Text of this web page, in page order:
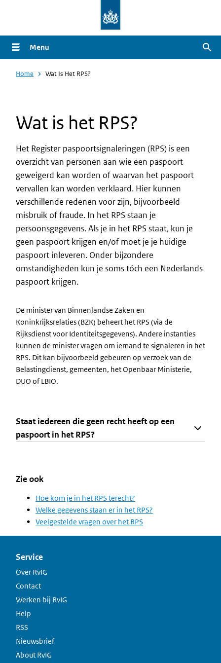
naar
de
gaan
Menu
Home Wat Is Het RPS?
Wat is het RPS?
Het Register paspoortsignaleringen (RPS) is een
overzicht van personen aan wie een paspoort
geweigerd kan worden of waarvan het paspoort
vervallen kan worden verklaard. Hier kunnen
verschillende redenen voor zijn, bijvoorbeeld
misbruik of fraude. In het RPS staan je
persoonsgegevens. Als je in het RPS staat, kun je
geen paspoort krijgen en/of moet je je huidige
paspoort inleveren. Onder bijzondere
omstandigheden kun je soms tóch een Nederlands
paspoort krijgen.
De minister van Binnenlandse Zaken en
Koninkrijksrelaties (BZK) beheert het RPS (via de
Rijksdienst voor Identiteitsgegevens). Andere instanties
kunnen de minister vragen om iemand te signaleren in het
RPS. Dit kan bijvoorbeeld gebeuren op verzoek van de
Belastingdienst, gemeenten, het Openbaar Ministerie,
DUO of LBIO.
Staat iedereen die geen recht heeft op een
paspoort in het RPS?
Zie ook
Hoe kom je in het RPS terecht?
Welke gegevens staan er in het RPS?
Veelgestelde vragen over het RPS
Service
Over RvIG
Contact
Werken bij RvIG
Help
RSS
Nieuwsbrief
About RvIG